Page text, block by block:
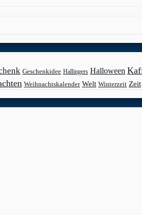
Geschenkidee Hallingers Halloween
Weihnachtskalender Welt Winterzeit Zeit